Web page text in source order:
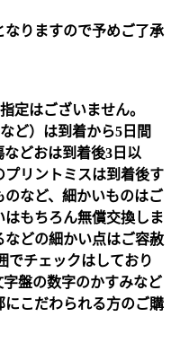
りますので予めご了承
定はございません。
ど）は到着から5日間
どおは到着後3日以
リントミスは到着後す
など、細かいものはご
もちろん無償交換しま
どの細かい点はご容赦
でチェックはしており
盤の数字のかすみなど
こだわられる方のご購